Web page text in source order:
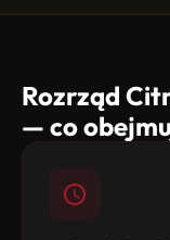
Rozrząd
— co